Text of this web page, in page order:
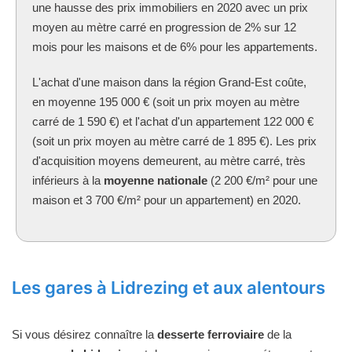
une hausse des prix immobiliers en 2020 avec un prix
moyen au mètre carré en progression de 2% sur 12
mois pour les maisons et de 6% pour les appartements.
L'achat d'une maison dans la région Grand-Est coûte,
en moyenne 195 000 € (soit un prix moyen au mètre
carré de 1 590 €) et l'achat d'un appartement 122 000 €
(soit un prix moyen au mètre carré de 1 895 €). Les prix
d'acquisition moyens demeurent, au mètre carré, très
inférieurs à la moyenne nationale (2 200 €/m² pour une
maison et 3 700 €/m² pour un appartement) en 2020.
Les gares à Lidrezing et aux alentours
Si vous désirez connaître la desserte ferroviaire de la